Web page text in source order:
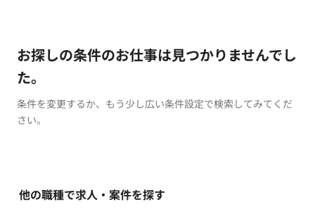
お探しの条件のお仕事は見つかりませんでし
た。
条件を変更するか、もう少し広い条件設定で検索してみてくだ
さい。
他の職種で求人・案件を探す